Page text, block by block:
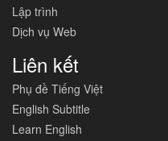
Lập trình
Dịch vụ Web
Liên kết
Phụ đề Tiếng Việt
English Subtitle
Learn English